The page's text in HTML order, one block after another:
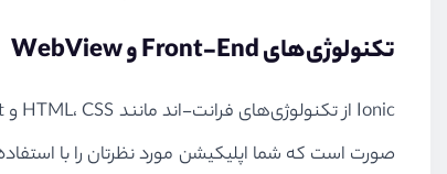
تکنولوژی‌های Front-End و WebView